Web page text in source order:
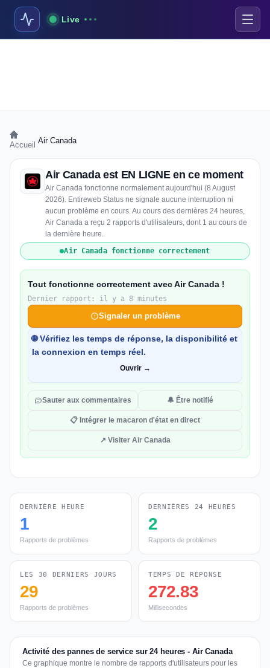
Live
Accueil Air Canada
Air Canada est EN LIGNE en ce moment
Air Canada fonctionne normalement aujourd'hui (8 August
2026). Entireweb Status ne signale aucune interruption ni
aucun problème en cours. Au cours des dernières 24 heures,
Air Canada a reçu 2 rapports d'utilisateurs, dont 1 au cours de
la dernière heure.
Air Canada fonctionne correctement
Tout fonctionne correctement avec Air Canada !
Dernier rapport: il y a 8 minutes
Signaler un problème
🌐 Vérifiez les temps de réponse, la disponibilité et
la connexion en temps réel.
Ouvrir →
Sauter aux commentaires 🔔 Être notifié
📋 Intégrer le macaron d'état en direct
↗ Visiter Air Canada
DERNIÈRE HEURE
1
Rapports de problèmes
DERNIÈRES 24 HEURES
2
Rapports de problèmes
LES 30 DERNIERS JOURS
29
Rapports de problèmes
TEMPS DE RÉPONSE
272.83
Millisecondes
Activité des pannes de service sur 24 heures - Air Canada
Ce graphique montre le nombre de rapports d'utilisateurs pour les